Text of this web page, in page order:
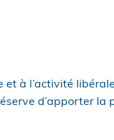
et à l’activité
d’apporter la